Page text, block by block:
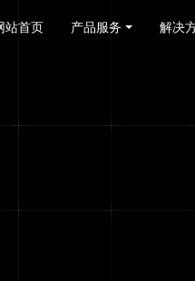
站首页 产品服务 解决